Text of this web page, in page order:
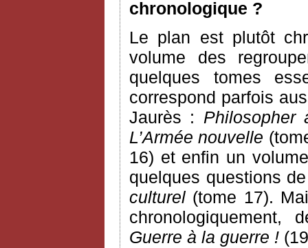
chronologique ?
Le plan est plutôt
volume des
quelques tomes
correspond parfois
Jaurès : Philosopher
L’Armée nouvelle
16) et enfin un
quelques questions
culturel (tome 17).
chronologiquement,
Guerre à la guerre !